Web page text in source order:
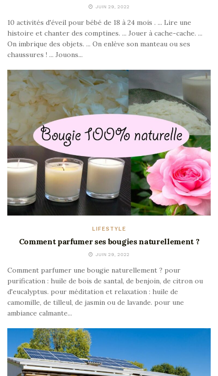
JUIN 29, 2022
10 activités d'éveil pour bébé de 18 à 24 mois . ... Lire une
histoire et chanter des comptines. ... Jouer à cache-cache. ...
On imbrique des objets. ... On enlève son manteau ou ses
chaussures ! ... Jouons...
LIFESTYLE
Comment parfumer ses bougies naturellement ?
JUIN 29, 2022
Comment parfumer une bougie naturellement ? pour
purification : huile de bois de santal, de benjoin, de citron ou
d'eucalyptus. pour méditation et relaxation : huile de
camomille, de tilleul, de jasmin ou de lavande. pour une
ambiance calmante...